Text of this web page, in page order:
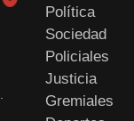
Política
Sociedad
Policiales
Justicia
Gremiales